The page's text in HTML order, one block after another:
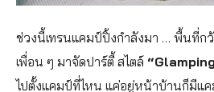
ช่วงนี้เทรนแคมป์ปิ้งกำลังมา …​ พื้นที่ก
เพื่อน ๆ มาจัดปาร์ตี้ สไตล์
ไปตั้งแคมป์ที่ไหน แค่อยู่หน้าบ้านก็มีแ